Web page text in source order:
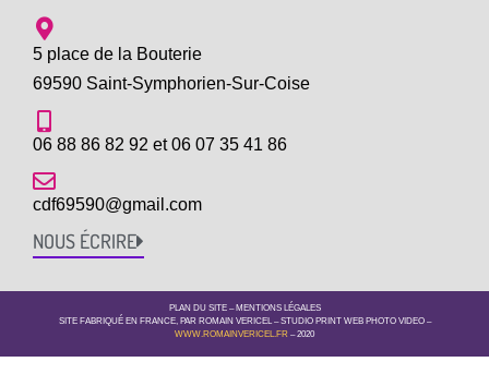
5 place de la Bouterie
69590 Saint-Symphorien-Sur-Coise
06 88 86 82 92 et 06 07 35 41 86
cdf69590@gmail.com
NOUS ÉCRIRE
PLAN DU SITE– MENTIONS LÉGALES
SITE FABRIQUÉ EN FRANCE, PAR ROMAIN VERICEL – STUDIO PRINT WEB PHOTO VIDEO –
WWW.ROMAINVERICEL.FR – 2020